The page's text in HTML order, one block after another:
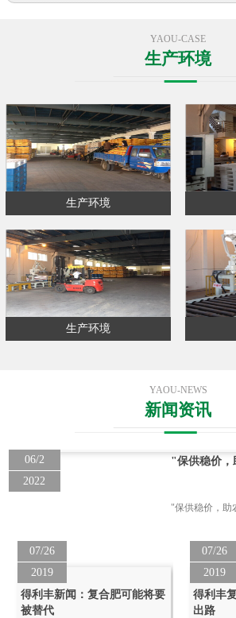
YAOU-CASE
生产环境
生产环境
生产环境
YAOU-NEWS
新闻资讯
06/2
2022
"保供稳价
"保供稳价，助
07/26
2019
得利丰新闻：复合肥可能将要
被替代
07/26
2019
得利丰
出路